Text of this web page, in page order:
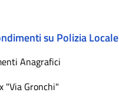
su Polizia Locale
Anagrafici
"Via Gronchi"